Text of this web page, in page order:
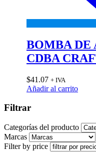
BOMBA DE
CDBA
$41.07 + IVA
Añadir al carrito
Filtrar
Categorías del producto
Marcas
Filter by price